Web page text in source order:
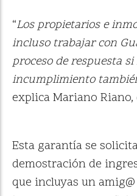
“Los propietarios e
incluso trabajar con
proceso de respuesta
incumplimiento
explica Mariano
Esta garantía se
demostración de
que incluyas un